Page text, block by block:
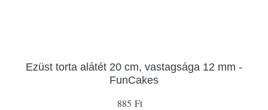
Ezüst torta alátét 20 cm, vastagsága 12 mm -
FunCakes
885 Ft